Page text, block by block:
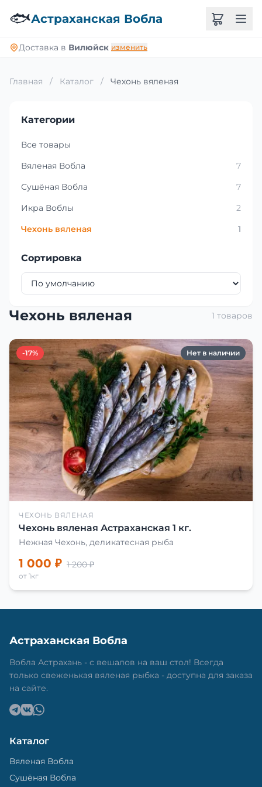
🐟Астраханская Вобла
Доставка в Вилюйск изменить
Главная / Каталог / Чехонь вяленая
Категории
Все товары
Вяленая Вобла
7
Сушёная Вобла
7
Икра Воблы
2
Чехонь вяленая
1
Сортировка
Чехонь вяленая 1 товаров
-17% Нет в наличии
ЧЕХОНЬ ВЯЛЕНАЯ
Чехонь вяленая Астраханская 1 кг.
Нежная Чехонь, деликатесная рыба
1 000 ₽ 1 200 ₽
от 1кг
Астраханская Вобла
Вобла Астрахань - с вешалов на ваш стол! Всегда
только свеженькая вяленая рыбка - доступна для заказа
на сайте.
Каталог
Вяленая Вобла
Сушёная Вобла